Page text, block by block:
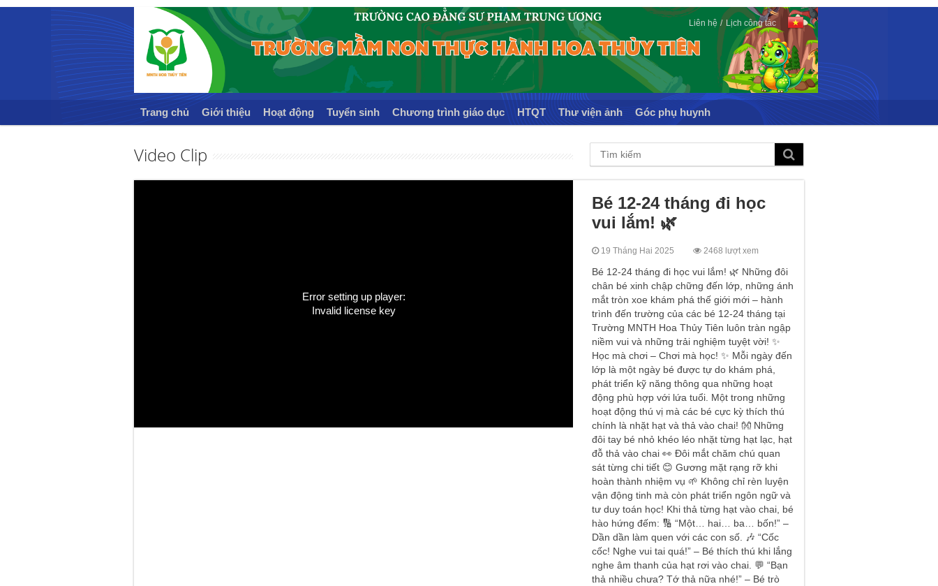
Liên hệ Lịch công tác
Trang chủ Giới thiệu Hoạt động Tuyển sinh Chương trình giáo dục HTQT Thư viện ảnh Góc phụ huynh
Video Clip
Error setting up player:
Invalid license key
Bé 12-24 tháng đi học
vui lắm! 🌿
19 Tháng Hai 2025 2468 lượt xem
Bé 12-24 tháng đi học vui lắm! 🌿 Những đôi
chân bé xinh chập chững đến lớp, những ánh
mắt tròn xoe khám phá thế giới mới – hành
trình đến trường của các bé 12-24 tháng tại
Trường MNTH Hoa Thủy Tiên luôn tràn ngập
niềm vui và những trải nghiệm tuyệt vời! ✨
Học mà chơi – Chơi mà học! ✨ Mỗi ngày đến
lớp là một ngày bé được tự do khám phá,
phát triển kỹ năng thông qua những hoạt
động phù hợp với lứa tuổi. Một trong những
hoạt động thú vị mà các bé cực kỳ thích thú
chính là nhặt hạt và thả vào chai! 👐 Những
đôi tay bé nhỏ khéo léo nhặt từng hạt lạc, hạt
đỗ thả vào chai 👀 Đôi mắt chăm chú quan
sát từng chi tiết 😊 Gương mặt rạng rỡ khi
hoàn thành nhiệm vụ 🌱 Không chỉ rèn luyện
vận động tinh mà còn phát triển ngôn ngữ và
tư duy toán học! Khi thả từng hạt vào chai, bé
hào hứng đếm: 🔢 “Một… hai… ba… bốn!” –
Dần dần làm quen với các con số. 🎶 “Cốc
cốc! Nghe vui tai quá!” – Bé thích thú khi lắng
nghe âm thanh của hạt rơi vào chai. 💬 “Bạn
thả nhiều chưa? Tớ thả nữa nhé!” – Bé trò